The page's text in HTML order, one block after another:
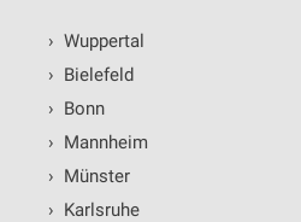
› Wuppertal
› Bielefeld
› Bonn
› Mannheim
› Münster
› Karlsruhe